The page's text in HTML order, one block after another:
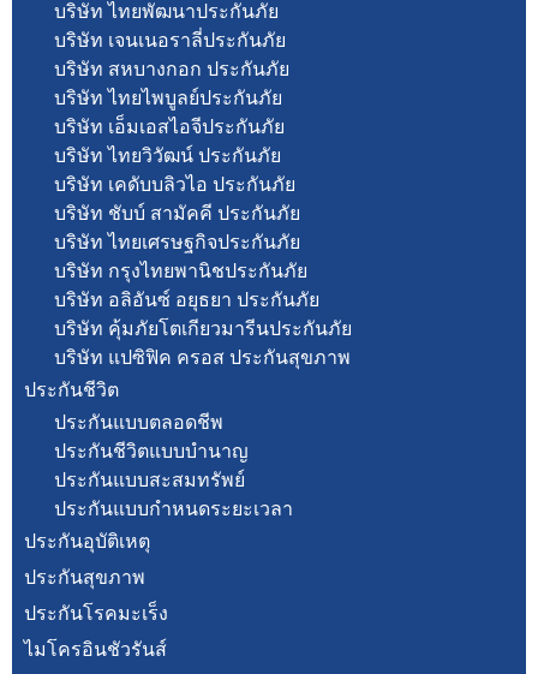
บริษัท ไทยพัฒนาประกันภัย
บริษัท เจนเนอราลี่ประกันภัย
บริษัท สหบางกอก ประกันภัย
บริษัท ไทยไพบูลย์ประกันภัย
บริษัท เอ็มเอสไอจีประกันภัย
บริษัท ไทยวิวัฒน์ ประกันภัย
บริษัท เคดับบลิวไอ ประกันภัย
บริษัท ชับบ์ สามัคคี ประกันภัย
บริษัท ไทยเศรษฐกิจประกันภัย
บริษัท กรุงไทยพานิชประกันภัย
บริษัท อลิอันซ์ อยุธยา ประกันภัย
บริษัท คุ้มภัยโตเกียวมารีนประกันภัย
บริษัท แปซิฟิค ครอส ประกันสุขภาพ
ประกันชีวิต
ประกันแบบตลอดชีพ
ประกันชีวิตแบบบำนาญ
ประกันแบบสะสมทรัพย์
ประกันแบบกำหนดระยะเวลา
ประกันอุบัติเหตุ
ประกันสุขภาพ
ประกันโรคมะเร็ง
ไมโครอินชัวรันส์